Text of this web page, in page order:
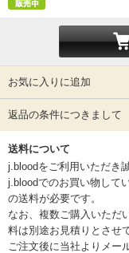
お気に入りに追加
返品の条件につきまして
送料について
j.bloodをご利用いただき
j.bloodでのお買い物して
の送料が必要です。
なお、複数ご購入いただ
料は別途お見積りとさせ
ご注文後に当社よりメー